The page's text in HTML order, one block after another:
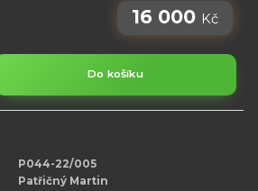
16 000 Kč
Do košíku
P044-22/005
Patřičný Martin